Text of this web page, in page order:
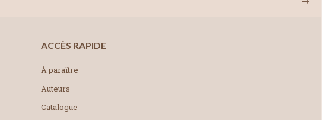
ACCÈS RAPIDE
À paraître
Auteurs
Catalogue